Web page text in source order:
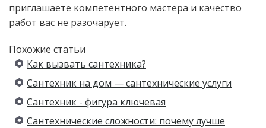
приглашаете компетентного мастера и качество
работ вас не разочарует.
Похожие статьи
Как вызвать сантехника?
Сантехник на дом — сантехнические услуги
Сантехник - фигура ключевая
Сантехнические сложности: почему лучше